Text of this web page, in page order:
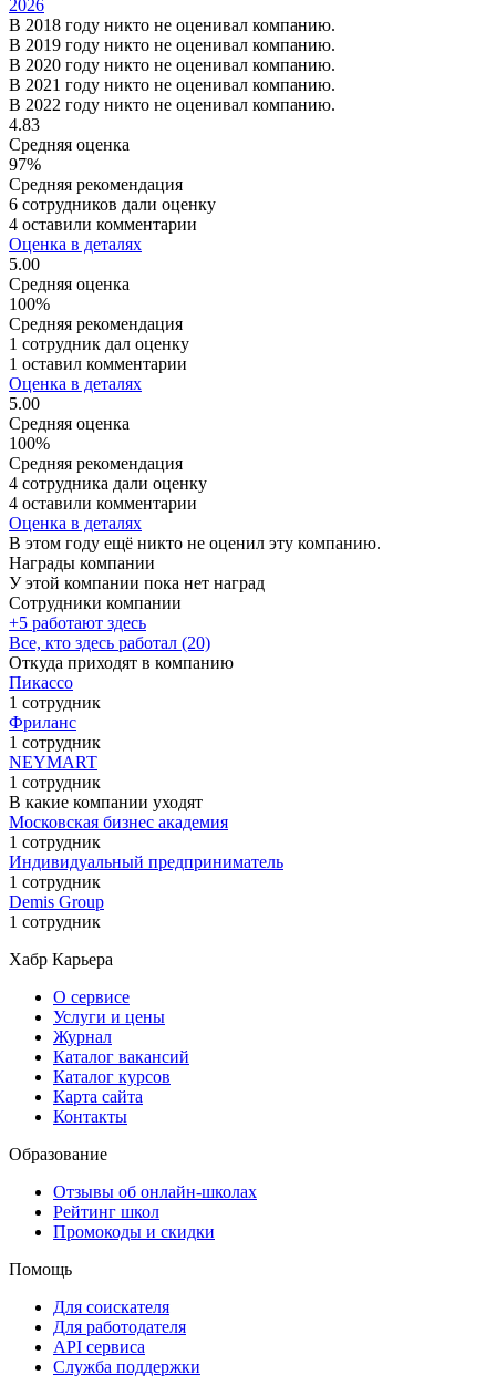
2026
В 2018 году никто не оценивал компанию.
В 2019 году никто не оценивал компанию.
В 2020 году никто не оценивал компанию.
В 2021 году никто не оценивал компанию.
В 2022 году никто не оценивал компанию.
4.83
Средняя оценка
97%
Средняя рекомендация
6 сотрудников дали оценку
4 оставили комментарии
Оценка в деталях
5.00
Средняя оценка
100%
Средняя рекомендация
1 сотрудник дал оценку
1 оставил комментарии
Оценка в деталях
5.00
Средняя оценка
100%
Средняя рекомендация
4 сотрудника дали оценку
4 оставили комментарии
Оценка в деталях
В этом году ещё никто не оценил эту компанию.
Награды компании
У этой компании пока нет наград
Сотрудники компании
+5 работают здесь
Все, кто здесь работал (20)
Откуда приходят в компанию
Пикассо
1 сотрудник
Фриланс
1 сотрудник
NEYMART
1 сотрудник
В какие компании уходят
Московская бизнес академия
1 сотрудник
Индивидуальный предприниматель
1 сотрудник
Demis Group
1 сотрудник
Хабр Карьера
О сервисе
Услуги и цены
Журнал
Каталог вакансий
Каталог курсов
Карта сайта
Контакты
Образование
Отзывы об онлайн-школах
Рейтинг школ
Промокоды и скидки
Помощь
Для соискателя
Для работодателя
API сервиса
Служба поддержки